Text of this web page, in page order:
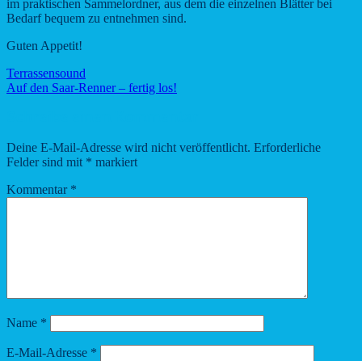
im praktischen Sammelordner, aus dem die einzelnen Blätter bei
Bedarf bequem zu entnehmen sind.
Guten Appetit!
Terrassensound
Auf den Saar-Renner – fertig los!
Deine E-Mail-Adresse wird nicht veröffentlicht. Erforderliche
Felder sind mit * markiert
Kommentar *
Name *
E-Mail-Adresse *